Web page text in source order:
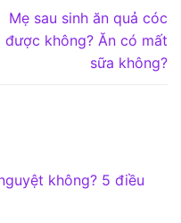
Mẹ sau sinh ăn quả cóc
được không? Ăn có mất
sữa không?
không? 5 điều